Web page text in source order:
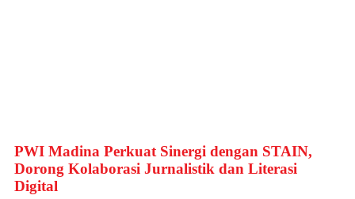
PWI Madina Perkuat Sinergi dengan STAIN,
Dorong Kolaborasi Jurnalistik dan Literasi
Digital